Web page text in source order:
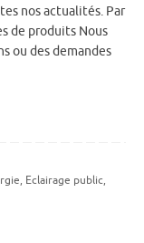
nos actualités. Par
de produits Nous
ou des demandes
, Eclairage public,